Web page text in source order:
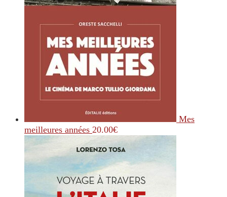
Mes
meilleures années 20.00€